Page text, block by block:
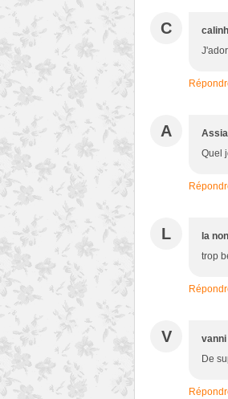
C
A Assia
Quel
L la
trop
V vanni
De